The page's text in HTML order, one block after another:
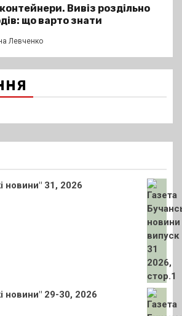
Вивіз роздільно
що варто знати
Левченко
новини" 31, 2026
новини" 29-30, 2026